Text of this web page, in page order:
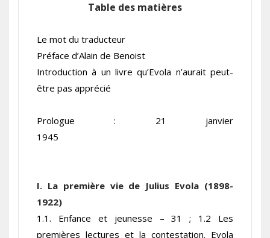
Table des matières
Le mot du traducteur
Préface d’Alain de Benoist
Introduction à un livre qu’Evola n’aurait peut-
être pas apprécié
Prologue : 21 janvier
1945
I. La première vie de Julius Evola (1898-
1922)
1.1. Enfance et jeunesse – 31 ; 1.2 Les
premières lectures et la contestation. Evola